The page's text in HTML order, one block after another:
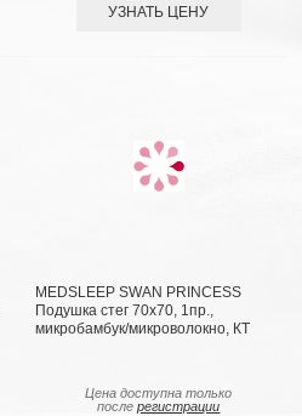
УЗНАТЬ ЦЕНУ
MEDSLEEP SWAN PRINCESS
Подушка стег 70х70, 1пр.,
микробамбук/микроволокно, КТ
Цена доступна только
послерегистрации